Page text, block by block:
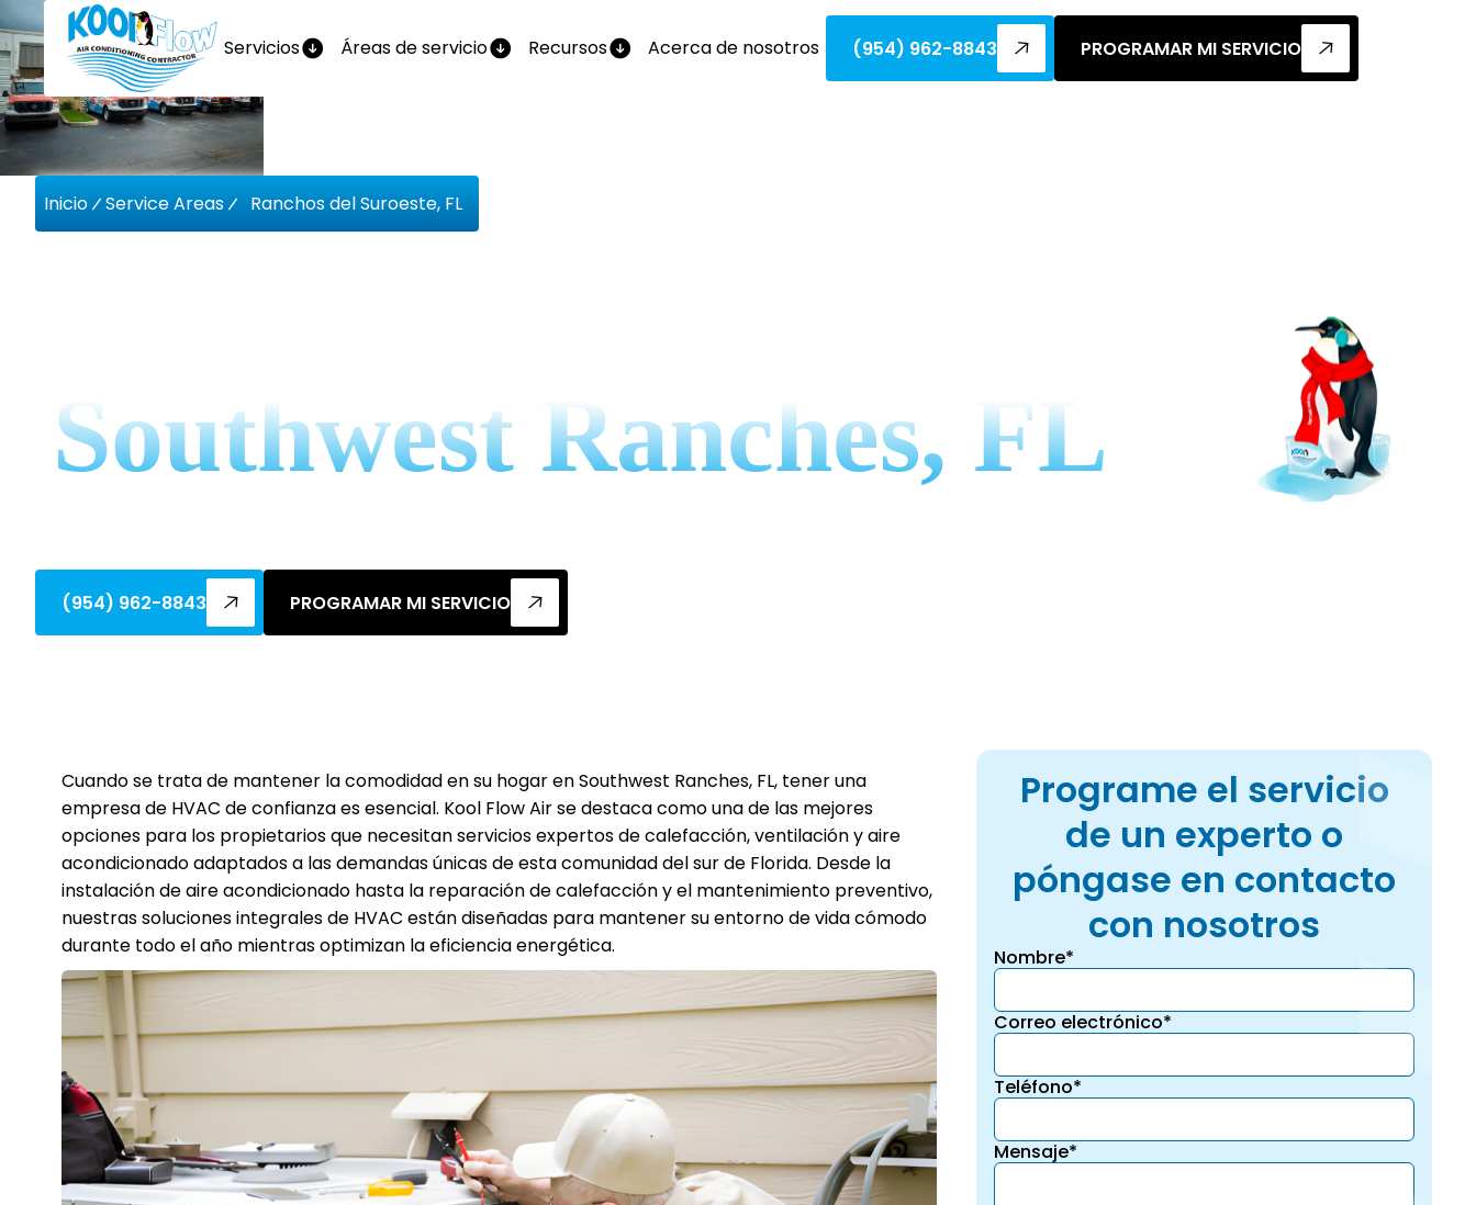
Servicios Áreas de servicio Recursos Acerca de nosotros (954) 962-8843 PROGRAMAR MI SERVICIO
Inicio Service Areas Ranchos del Suroeste, FL
Southwest Ranches, FL
(954) 962-8843 PROGRAMAR MI SERVICIO
Cuando se trata de mantener la comodidad en su hogar en Southwest Ranches, FL, tener una
empresa de HVAC de confianza es esencial. Kool Flow Air se destaca como una de las mejores
opciones para los propietarios que necesitan servicios expertos de calefacción, ventilación y aire
acondicionado adaptados a las demandas únicas de esta comunidad del sur de Florida. Desde la
instalación de aire acondicionado hasta la reparación de calefacción y el mantenimiento preventivo,
nuestras soluciones integrales de HVAC están diseñadas para mantener su entorno de vida cómodo
durante todo el año mientras optimizan la eficiencia energética.
Programe el servicio
de un experto o
póngase en contacto
con nosotros
Nombre*
Correo electrónico*
Teléfono*
Mensaje*